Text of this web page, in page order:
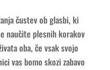
čustev ob glasbi, ki
naučite plesnih korakov
oba, če vsak svojo
vas bomo skozi zabavo